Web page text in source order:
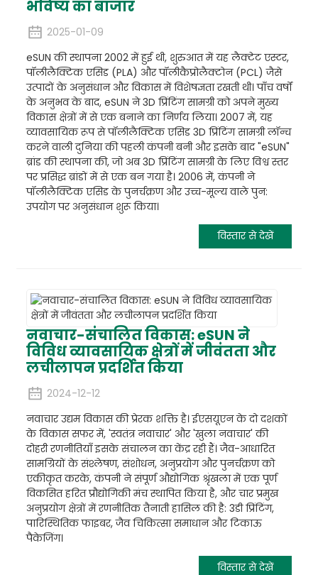
भविष्य का बाजार
2025-01-09
eSUN की स्थापना 2002 में हुई थी, शुरुआत में यह लैक्टेट एस्टर,
पॉलीलैक्टिक एसिड (PLA) और पॉलीकैप्रोलैक्टोन (PCL) जैसे
उत्पादों के अनुसंधान और विकास में विशेषज्ञता रखती थी। पाँच वर्षों
के अनुभव के बाद, eSUN ने 3D प्रिंटिंग सामग्री को अपने मुख्य
विकास क्षेत्रों में से एक बनाने का निर्णय लिया। 2007 में, यह
व्यावसायिक रूप से पॉलीलैक्टिक एसिड 3D प्रिंटिंग सामग्री लॉन्च
करने वाली दुनिया की पहली कंपनी बनी और इसके बाद "eSUN"
ब्रांड की स्थापना की, जो अब 3D प्रिंटिंग सामग्री के लिए विश्व स्तर
पर प्रसिद्ध ब्रांडों में से एक बन गया है। 2006 में, कंपनी ने
पॉलीलैक्टिक एसिड के पुनर्चक्रण और उच्च-मूल्य वाले पुन:
उपयोग पर अनुसंधान शुरू किया।
विस्तार से देखें
नवाचार-संचालित विकास: eSUN ने
विविध व्यावसायिक क्षेत्रों में जीवंतता और
लचीलापन प्रदर्शित किया
2024-12-12
नवाचार उद्यम विकास की प्रेरक शक्ति है। ईएसयूएन के दो दशकों
के विकास सफर में, 'स्वतंत्र नवाचार' और 'खुला नवाचार' की
दोहरी रणनीतियाँ इसके संचालन का केंद्र रही हैं। जैव-आधारित
सामग्रियों के संश्लेषण, संशोधन, अनुप्रयोग और पुनर्चक्रण को
एकीकृत करके, कंपनी ने संपूर्ण औद्योगिक श्रृंखला में एक पूर्ण
विकसित हरित प्रौद्योगिकी मंच स्थापित किया है, और चार प्रमुख
अनुप्रयोग क्षेत्रों में रणनीतिक तैनाती हासिल की है: 3डी प्रिंटिंग,
पारिस्थितिक फाइबर, जैव चिकित्सा समाधान और टिकाऊ
पैकेजिंग।
विस्तार से देखें